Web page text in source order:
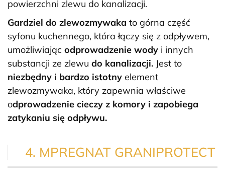
powierzchni zlewu do kanalizacji.
Gardziel do zlewozmywaka to górna część
syfonu kuchennego, która łączy się z odpływem,
umożliwiając odprowadzenie wody i innych
substancji ze zlewu do kanalizacji. Jest to
niezbędny i bardzo istotny element
zlewozmywaka, który zapewnia właściwe
odprowadzenie cieczy z komory i zapobiega
zatykaniu się odpływu.
4. MPREGNAT GRANIPROTECT